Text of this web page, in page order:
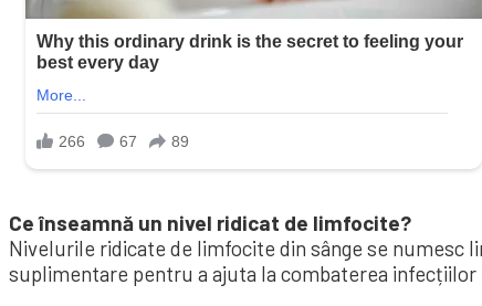
Ce înseamnă un nivel ridicat de limfocite?
Nivelurile ridicate de limfocite din sânge se numesc
suplimentare pentru a ajuta la combaterea